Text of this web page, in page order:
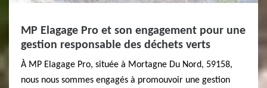
MP Elagage Pro et son engagement pour une
gestion responsable des déchets verts
À MP Elagage Pro, située à Mortagne Du Nord, 59158,
nous nous sommes engagés à promouvoir une gestion